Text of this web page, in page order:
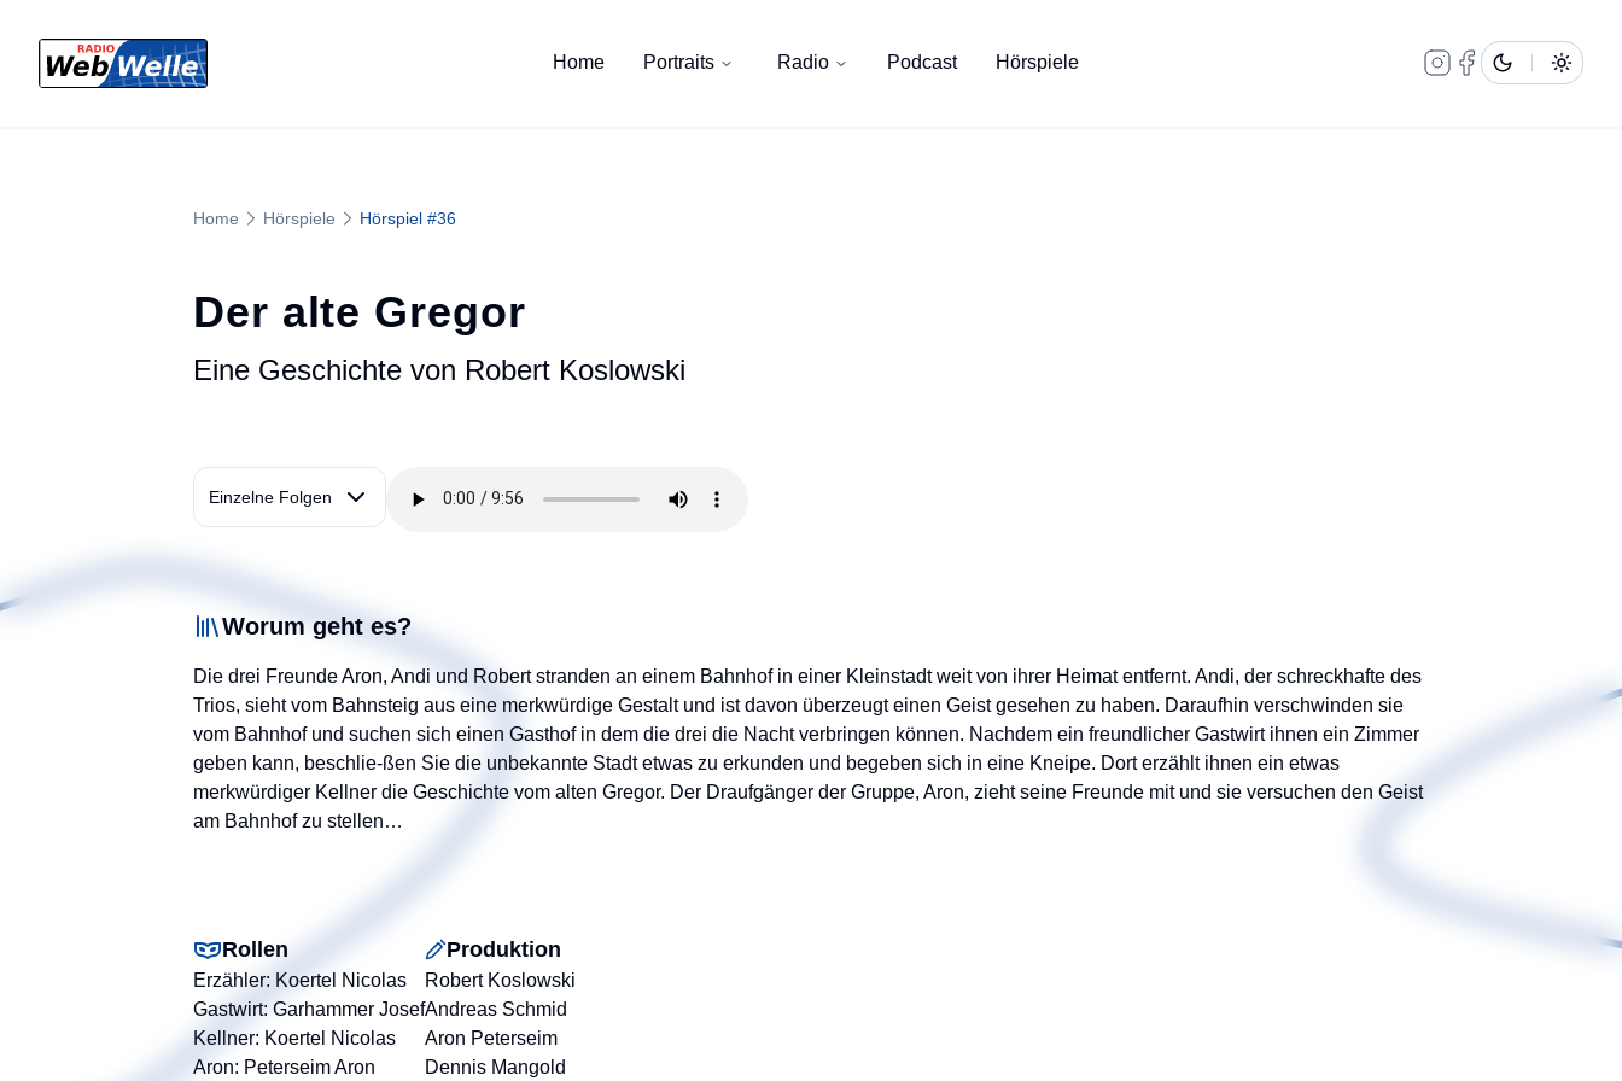
Home Portraits Radio Podcast Hörspiele
Home Hörspiele Hörspiel #36
Der alte Gregor
Eine Geschichte von Robert Koslowski
Einzelne Folgen
Worum geht es?
Die drei Freunde Aron, Andi und Robert stranden an einem Bahnhof in einer Kleinstadt weit von ihrer Heimat entfernt. Andi, der schreckhafte des
Trios, sieht vom Bahnsteig aus eine merkwürdige Gestalt und ist davon überzeugt einen Geist gesehen zu haben. Daraufhin verschwinden sie
vom Bahnhof und suchen sich einen Gasthof in dem die drei die Nacht verbringen können. Nachdem ein freundlicher Gastwirt ihnen ein Zimmer
geben kann, beschlie-ßen Sie die unbekannte Stadt etwas zu erkunden und begeben sich in eine Kneipe. Dort erzählt ihnen ein etwas
merkwürdiger Kellner die Geschichte vom alten Gregor. Der Draufgänger der Gruppe, Aron, zieht seine Freunde mit und sie versuchen den Geist
am Bahnhof zu stellen…
Rollen
Erzähler: Koertel Nicolas
Gastwirt: Garhammer Josef
Kellner: Koertel Nicolas
Aron: Peterseim Aron
Produktion
Robert Koslowski
Andreas Schmid
Aron Peterseim
Dennis Mangold